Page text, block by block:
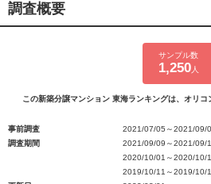
調査概要
サンプル数
1,250人
この新築分譲マンション 東海ランキングは、オリコ
事前調査
2021/07/05～2021/09/
調査期間
2021/09/09～2021/09/
2020/10/01～2020/10/
2019/10/11～2019/10/